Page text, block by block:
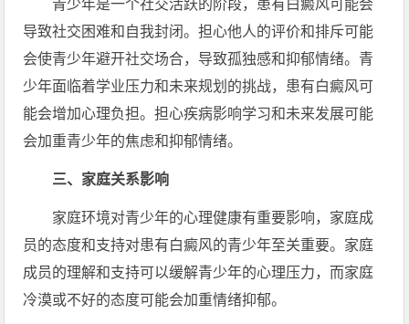
青少年是一个社交活跃的阶段，患有白癜风可能会
导致社交困难和自我封闭。担心他人的评价和排斥可能
会使青少年避开社交场合，导致孤独感和抑郁情绪。青
少年面临着学业压力和未来规划的挑战，患有白癜风可
能会增加心理负担。担心疾病影响学习和未来发展可能
会加重青少年的焦虑和抑郁情绪。
三、家庭关系影响
家庭环境对青少年的心理健康有重要影响，家庭成
员的态度和支持对患有白癜风的青少年至关重要。家庭
成员的理解和支持可以缓解青少年的心理压力，而家庭
冷漠或不好的态度可能会加重情绪抑郁。